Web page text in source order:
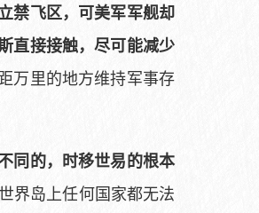
禁飞区，可美军军舰却
直接接触，尽可能减少
万里的地方维持军事存
同的，时移世易的根本
界岛上任何国家都无法